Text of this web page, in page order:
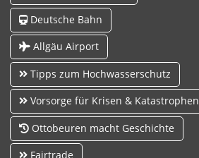
Deutsche Bahn
Allgäu Airport
Tipps zum Hochwasserschutz
Vorsorge für Krisen & Katastrophen
Ottobeuren macht Geschichte
Fairtrade